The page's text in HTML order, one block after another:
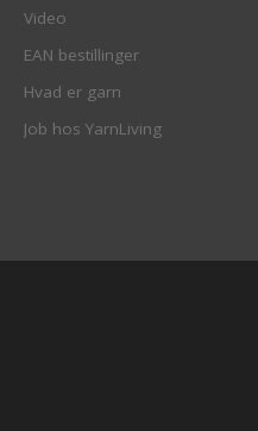
Video
EAN bestillinger
Hvad er garn
Job hos YarnLiving